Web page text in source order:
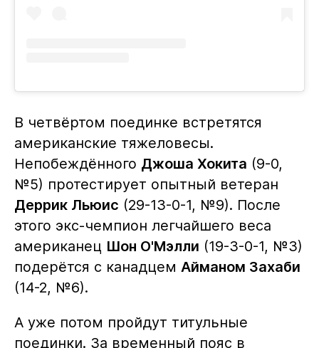
В четвёртом поединке встретятся
американские тяжеловесы.
Непобеждённого Джоша Хокита (9-0,
№5) протестирует опытный ветеран
Деррик Льюис (29-13-0-1, №9). После
этого экс-чемпион легчайшего веса
американец Шон О'Мэлли (19-3-0-1, №3)
подерётся с канадцем Айманом Захаби
(14-2, №6).
А уже потом пройдут титульные
поединки. За временный пояс в